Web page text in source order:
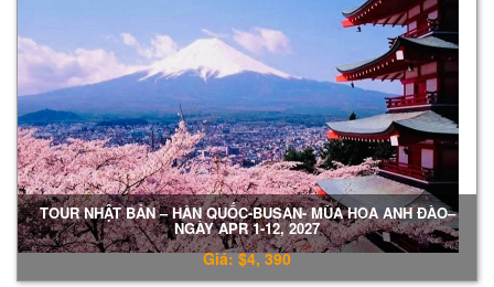
TOUR NHẬT BẢN – HÀN QUỐC-BUSAN- MÙA HOA ANH ĐÀO–
NGÀY APR 1-12, 2027
Giá: $4, 390